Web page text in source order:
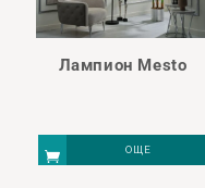
Лампион Mesto
ОЩЕ